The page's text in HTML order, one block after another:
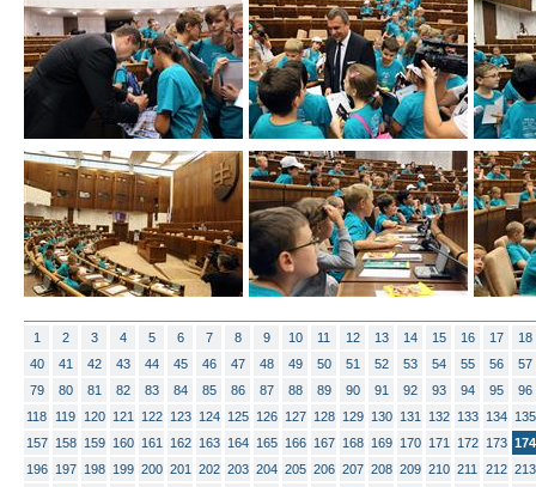
1 2 3 4 5 6 7 8 9 10 11 12 13 14 15 16 17
18
40
41 42 43 44 45 46 47 48 49 50 51 52 53 54 55 56
57
79
80 81 82 83 84 85 86 87 88 89 90 91 92 93 94 95
96
118
119 120 121 122 123 124 125 126 127 128 129 130 131 132 133 134
135
157
158 159 160 161 162 163 164 165 166 167 168 169 170 171 172 173 174
196
197 198 199 200 201 202 203 204 205 206 207 208 209 210 211 212 213